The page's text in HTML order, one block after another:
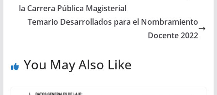
la Carrera Pública Magisterial
Temario Desarrollados para el Nombramiento
Docente 2022
You May Also Like